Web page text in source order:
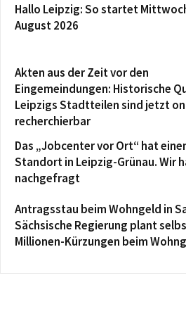
Hallo Leipzig: So startet
August 2026
Akten aus der Zeit vor den
Eingemeindungen: Historische
Leipzigs Stadtteilen sind jetzt
recherchierbar
Das „Jobcenter vor Ort“ hat
Standort in Leipzig-Grünau. Wir
nachgefragt
Antragsstau beim Wohngeld in
Sächsische Regierung plant
Millionen-Kürzungen beim